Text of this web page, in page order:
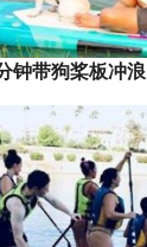
钟带狗桨板冲浪